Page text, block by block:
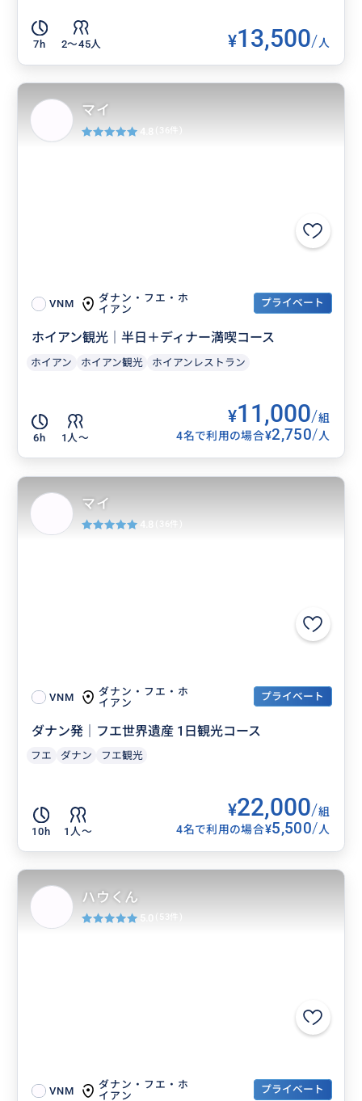
7h 2〜45人 ¥13,500/人
VNM
ダナン・フエ・ホ
イアン
プライベート
ホイアン観光｜半日＋ディナー満喫コース
ホイアン ホイアン観光 ホイアンレストラン
6h 1人〜
¥11,000/組
4名で利用の場合¥2,750/人
マイ
4.8 (36件)
VNM
ダナン・フエ・ホ
イアン
プライベート
ダナン発｜フエ世界遺産 1日観光コース
フエ ダナン フエ観光
10h 1人〜
¥22,000/組
4名で利用の場合¥5,500/人
マイ
4.8 (36件)
VNM
ダナン・フエ・ホ
イアン
プライベート
ハウくん
5.0 (53件)